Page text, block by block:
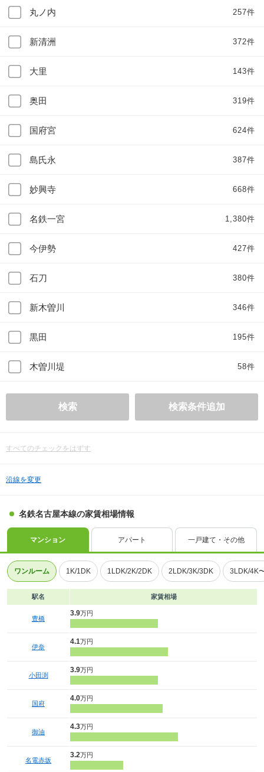
丸ノ内 257件
新清洲 372件
大里 143件
奥田 319件
国府宮 624件
島氏永 387件
妙興寺 668件
名鉄一宮 1,380件
今伊勢 427件
石刀 380件
新木曽川 346件
黒田 195件
木曽川堤 58件
検索 検索条件追加
すべてのチェックをはずす
沿線を変更
名鉄名古屋本線の家賃相場情報
マンション アパート 一戸建て・その他
ワンルーム 1K/1DK 1LDK/2K/2DK 2LDK/3K/3DK 3LDK/4K
駅名 家賃相場
豊橋
3.9万円
伊奈
4.1万円
小田渕
3.9万円
国府
4.0万円
御油
4.3万円
名電赤坂
3.2万円